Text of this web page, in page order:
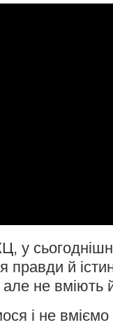
у
правди й
не вміють
і не вміємо